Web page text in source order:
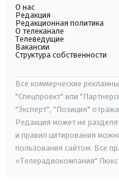
О нас
Редакция
Редакционная политика
О телеканале
Телеведущие
Вакансии
Структура собственности
Все коммерческие
"Спецпроект" или
"Эксперт", "Позиция"
Редакция может не
и правил цитирования
пользования сайтом. Все
«Телерадиокомпания" Люкс